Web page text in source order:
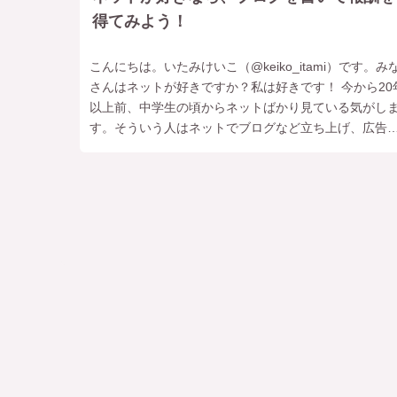
得てみよう！
こんにちは。いたみけいこ（‎@keiko_itami）です。み
さんはネットが好きですか？私は好きです！ 今から20
以上前、中学生の頃からネットばかり見ている気がしま
す。そういう人はネットでブログなど立ち上げ、広告収